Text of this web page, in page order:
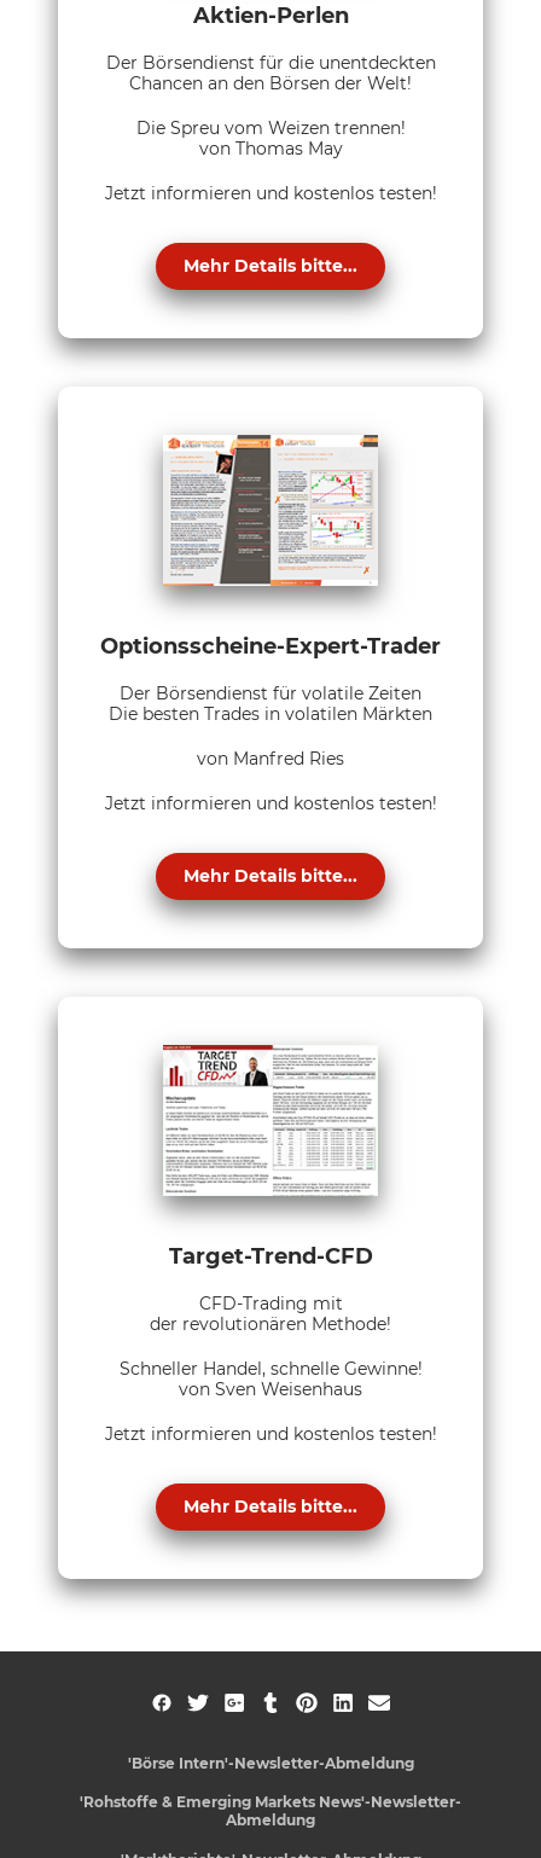
Aktien-Perlen
Der Börsendienst für die unentdeckten
Chancen an den Börsen der Welt!
Die Spreu vom Weizen trennen!
von Thomas May
Jetzt informieren und kostenlos testen!
Mehr Details bitte...
Optionsscheine-Expert-Trader
Der Börsendienst für volatile Zeiten
Die besten Trades in volatilen Märkten
von Manfred Ries
Jetzt informieren und kostenlos testen!
Mehr Details bitte...
Target-Trend-CFD
CFD-Trading mit
der revolutionären Methode!
Schneller Handel, schnelle Gewinne!
von Sven Weisenhaus
Jetzt informieren und kostenlos testen!
Mehr Details bitte...
'Börse Intern'-Newsletter-Abmeldung
'Rohstoffe & Emerging Markets News'-Newsletter-
Abmeldung